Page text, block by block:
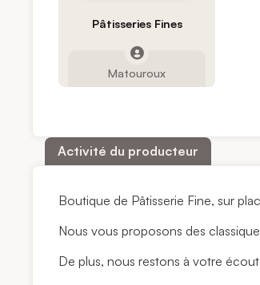
Pâtisseries Fines
Matouroux
Activité du producteur
Boutique de Pâtisserie Fine, sur
Nous vous proposons des
De plus, nous restons à votre